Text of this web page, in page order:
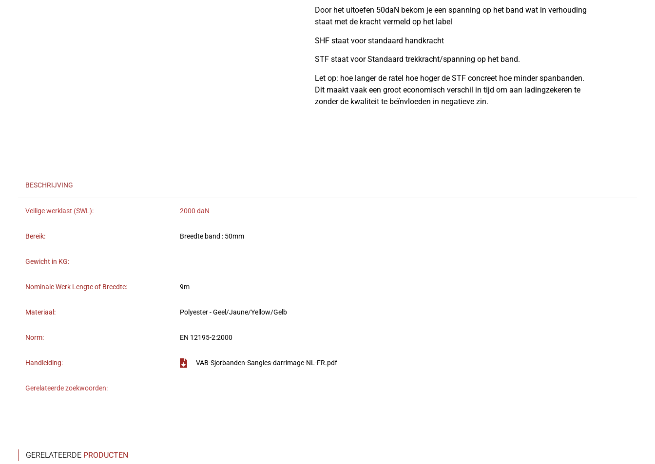
Door het uitoefen 50daN bekom je een spanning op het band wat in verhouding
staat met de kracht vermeld op het label
SHF staat voor standaard handkracht
STF staat voor Standaard trekkracht/spanning op het band.
Let op: hoe langer de ratel hoe hoger de STF concreet hoe minder spanbanden.
Dit maakt vaak een groot economisch verschil in tijd om aan ladingzekeren te
zonder de kwaliteit te beïnvloeden in negatieve zin.
BESCHRIJVING
Veilige werklast (SWL): 2000 daN
Bereik: Breedte band : 50mm
Gewicht in KG:
Nominale Werk Lengte of Breedte: 9m
Materiaal: Polyester - Geel/Jaune/Yellow/Gelb
Norm: EN 12195-2:2000
Handleiding: VAB-Sjorbanden-Sangles-darrimage-NL-FR.pdf
Gerelateerde zoekwoorden:
GERELATEERDE PRODUCTEN